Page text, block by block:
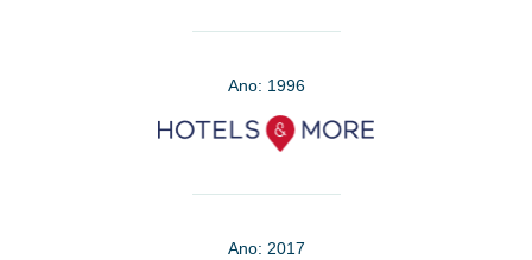
Ano: 1996
Ano: 2017